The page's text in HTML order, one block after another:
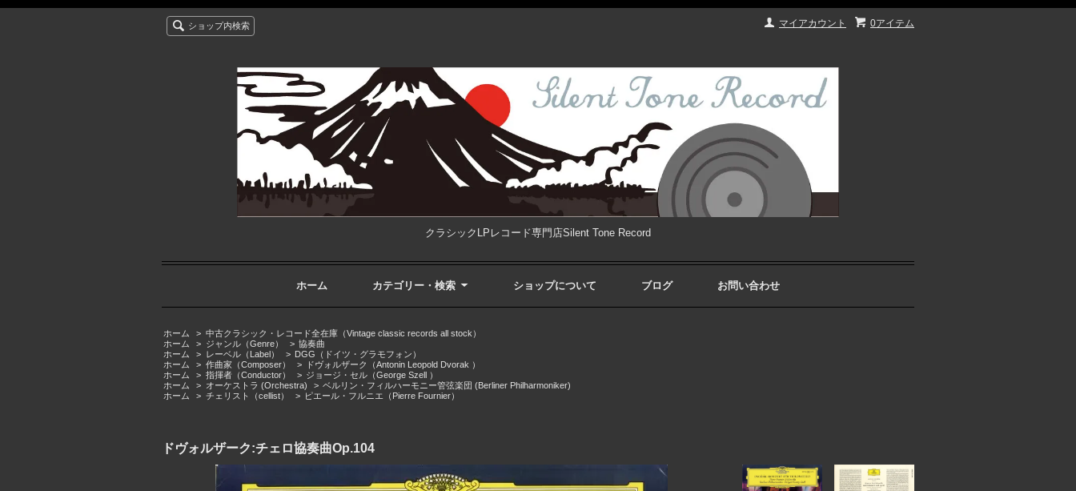
0アイテム
マイアカウント
ショップ内検索
クラシックLPレコード専門店Silent Tone Record
ホーム カテゴリー・検索 ショップについて ブログ お問い合わせ
ホーム > 中古クラシック・レコード全在庫（Vintage classic records all stock）
ホーム
> ジャンル（Genre） > 協奏曲
ホーム
> レーベル（Label） > DGG（ドイツ・グラモフォン）
ホーム
> 作曲家（Composer） >
ドヴォルザーク（Antonin Leopold Dvorak ）
ホーム
> 指揮者（Conductor） > ジョージ・セル（George Szell ）
ホーム
> オーケストラ (Orchestra) > ベルリン・フィルハーモニー管弦楽団 (Berliner Philharmoniker)
ホーム
> チェリスト（cellist） > ピエール・フルニエ（Pierre Fournier）
ドヴォルザーク:チェロ協奏曲Op.104